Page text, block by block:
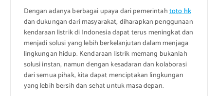
Dengan adanya berbagai upaya dari pemerintahtoto hk
dan dukungan dari masyarakat, diharapkan penggunaan
kendaraan listrik di Indonesia dapat terus meningkat dan
menjadi solusi yang lebih berkelanjutan dalam menjaga
lingkungan hidup. Kendaraan listrik memang bukanlah
solusi instan, namun dengan kesadaran dan kolaborasi
dari semua pihak, kita dapat menciptakan lingkungan
yang lebih bersih dan sehat untuk masa depan.